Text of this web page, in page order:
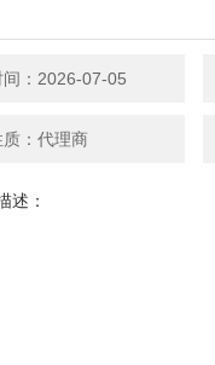
间：2026-07-05
：代理商
述：